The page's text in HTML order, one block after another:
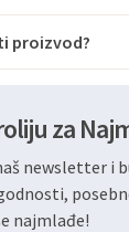
proizvod?
za
newsletter i
najmlađe!